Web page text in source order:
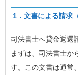
1．文書による請求
司法書士へ貸金返還
まずは、司法書士か
す。この文書は通常